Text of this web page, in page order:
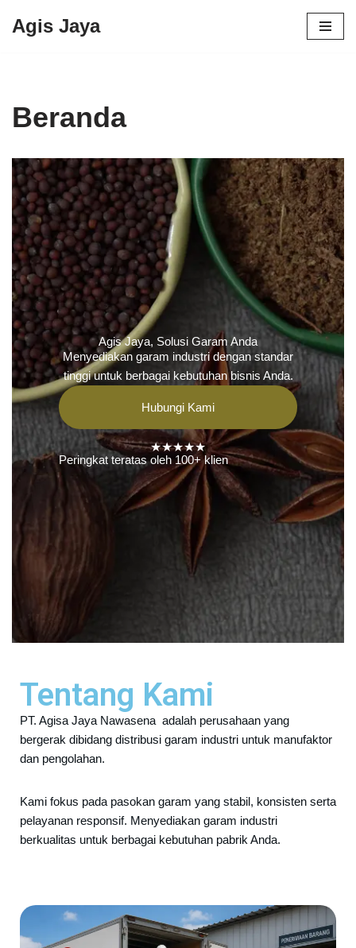
Agis Jaya
Beranda
Agis Jaya, Solusi Garam Anda
Menyediakan garam industri dengan standar
tinggi untuk berbagai kebutuhan bisnis Anda.
Hubungi Kami
★★★★★
Peringkat teratas oleh 100+ klien
Tentang Kami
PT. Agisa Jaya Nawasena adalah perusahaan yang
bergerak dibidang distribusi garam industri untuk manufaktor
dan pengolahan.
Kami fokus pada pasokan garam yang stabil, konsisten serta
pelayanan responsif. Menyediakan garam industri
berkualitas untuk berbagai kebutuhan pabrik Anda.